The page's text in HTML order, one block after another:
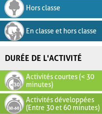
Hors classe
En classe et hors classe
DURÉE DE L'ACTIVITÉ
Activités courtes (< 30
minutes)
Activités développées
(Entre 30 et 60 minutes)